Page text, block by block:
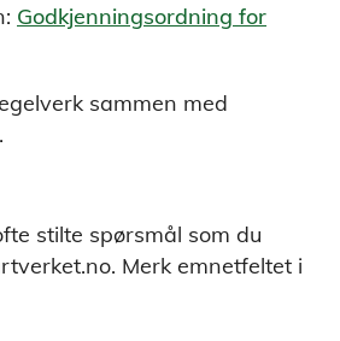
Godkjenningsordning for
sammen med
stilte spørsmål som du
Merk emnetfeltet i